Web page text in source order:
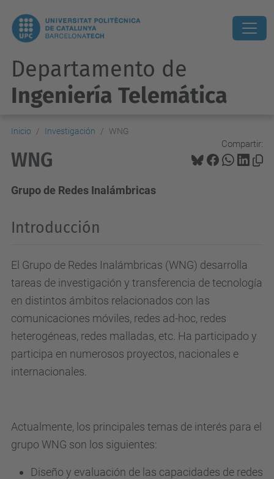
Departamento de
Ingeniería Telemática
Inicio Investigación WNG
Compartir:
WNG
Grupo de Redes Inalámbricas
Introducción
El Grupo de Redes Inalámbricas (WNG) desarrolla
tareas de investigación y transferencia de tecnología
en distintos ámbitos relacionados con las
comunicaciones móviles, redes ad-hoc, redes
heterogéneas, redes malladas, etc. Ha participado y
participa en numerosos proyectos, nacionales e
internacionales.
Actualmente, los principales temas de interés para el
grupo WNG son los siguientes:
Diseño y evaluación de las capacidades de redes